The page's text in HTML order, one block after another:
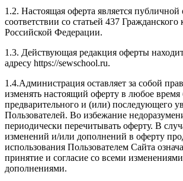
1.2. Настоящая оферта является публичной
соответствии со статьей 437 Гражданского
Российской Федерации.
1.3. Действующая редакция оферты
адресу https://sewschool.ru.
1.4.Администрация оставляет за собой
изменять настоящий оферту в любое время
предварительного и (или) последующего
Пользователей. Во избежание
периодически перечитывать оферту. В
изменений и/или дополнений в оферту
использования Пользователем Сайта
принятие и согласие со всеми
дополнениями.